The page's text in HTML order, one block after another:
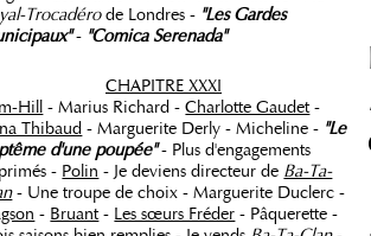
Trocadérode Londres - "Les Gardes
- "Comica Serenada"
CHAPITRE XXXI
Hill - Marius Richard -Charlotte Gaudet-
Thibaud - Marguerite Derly - Micheline - "Le
d'une poupée"- Plus d'engagements
- Polin - Je deviens directeur de Ba-Ta-
- Une troupe de choix - Marguerite Duclerc -
- Bruant- Les sœurs Fréder - Pâquerette -